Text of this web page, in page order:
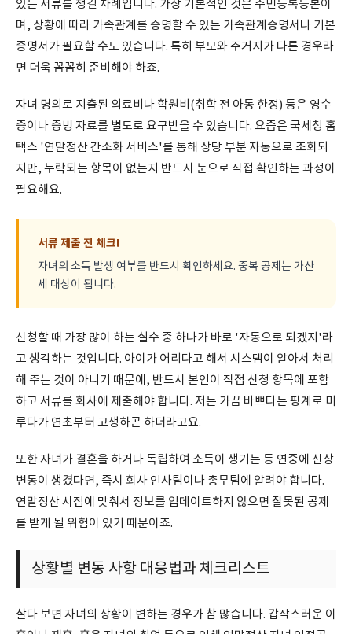
있는 서류를 챙길 차례입니다. 가장 기본적인 것은 주민등록등본이
며, 상황에 따라 가족관계를 증명할 수 있는 가족관계증명서나 기본
증명서가 필요할 수도 있습니다. 특히 부모와 주거지가 다른 경우라
면 더욱 꼼꼼히 준비해야 하죠.
자녀 명의로 지출된 의료비나 학원비(취학 전 아동 한정) 등은 영수
증이나 증빙 자료를 별도로 요구받을 수 있습니다. 요즘은 국세청 홈
택스 '연말정산 간소화 서비스'를 통해 상당 부분 자동으로 조회되
지만, 누락되는 항목이 없는지 반드시 눈으로 직접 확인하는 과정이
필요해요.
서류 제출 전 체크!
자녀의 소득 발생 여부를 반드시 확인하세요. 중복 공제는 가산
세 대상이 됩니다.
신청할 때 가장 많이 하는 실수 중 하나가 바로 '자동으로 되겠지'라
고 생각하는 것입니다. 아이가 어리다고 해서 시스템이 알아서 처리
해 주는 것이 아니기 때문에, 반드시 본인이 직접 신청 항목에 포함
하고 서류를 회사에 제출해야 합니다. 저는 가끔 바쁘다는 핑계로 미
루다가 연초부터 고생하곤 하더라고요.
또한 자녀가 결혼을 하거나 독립하여 소득이 생기는 등 연중에 신상
변동이 생겼다면, 즉시 회사 인사팀이나 총무팀에 알려야 합니다.
연말정산 시점에 맞춰서 정보를 업데이트하지 않으면 잘못된 공제
를 받게 될 위험이 있기 때문이죠.
상황별 변동 사항 대응법과 체크리스트
살다 보면 자녀의 상황이 변하는 경우가 참 많습니다. 갑작스러운 이